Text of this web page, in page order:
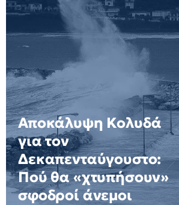
Αποκάλυψη Κολυδά
για τον
Δεκαπενταύγουστο:
Πού θα «χτυπήσουν»
σφοδροί άνεμοι